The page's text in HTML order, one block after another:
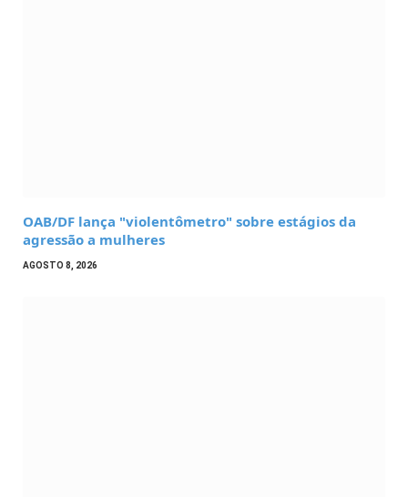
OAB/DF lança "violentômetro" sobre estágios da
agressão a mulheres
AGOSTO 8, 2026